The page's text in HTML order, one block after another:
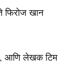
फिरोज खान
आणि लेखक टिम